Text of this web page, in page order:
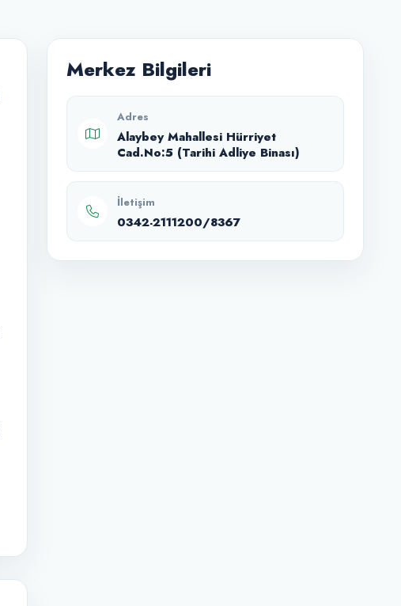
Merkez Bilgileri
Adres
Alaybey Mahallesi Hürriyet
Cad.No:5 (Tarihi Adliye Binası)
İletişim
0342-2111200/8367